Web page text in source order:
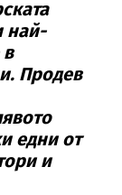
най-
в
Продев
едни от
и